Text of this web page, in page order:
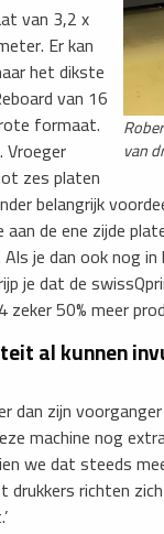
van
van 3,2 x
Er kan
het dikste
van 16
formaat.
zes platen
belangrijk
de ene zijde
je dan ook nog
je dat de
50% meer
al kunnen
dan zijn
machine nog
we dat steeds
richten